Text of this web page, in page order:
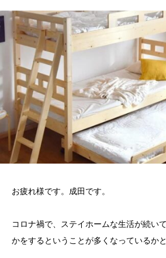
お疲れ様です。成田です。
コロナ禍で、ステイホームな生活が続い
かをするということが多くなっているかと